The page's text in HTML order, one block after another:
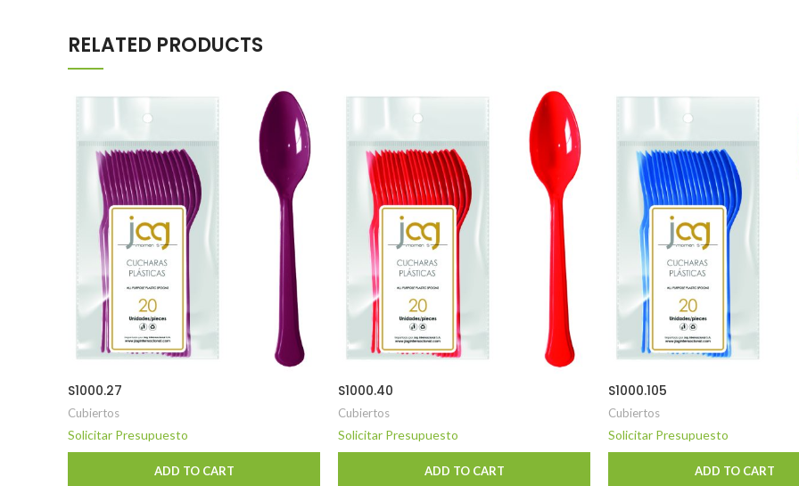
RELATED PRODUCTS
S1000.27
Cubiertos
Solicitar Presupuesto
ADD TO CART
S1000.40
Cubiertos
Solicitar Presupuesto
ADD TO CART
S1000.105
Cubiertos
Solicitar Presupuesto
ADD TO CART